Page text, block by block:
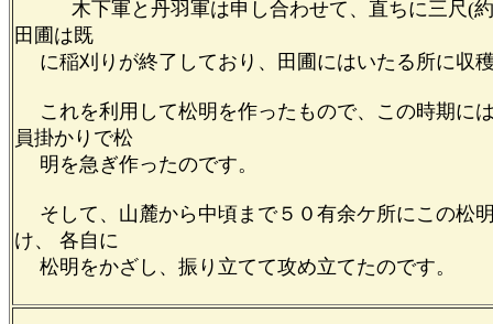
木下軍と丹羽軍は申し合わせて、直ちに三尺(
田圃は既
に稲刈りが終了しており、田圃にはいたる所に収
これを利用して松明を作ったもので、この時期に
員掛かりで松
明を急ぎ作ったのです。
そして、山麓から中頃まで５０有余ケ所にこの松
け、 各自に
松明をかざし、振り立てて攻め立てたのです。